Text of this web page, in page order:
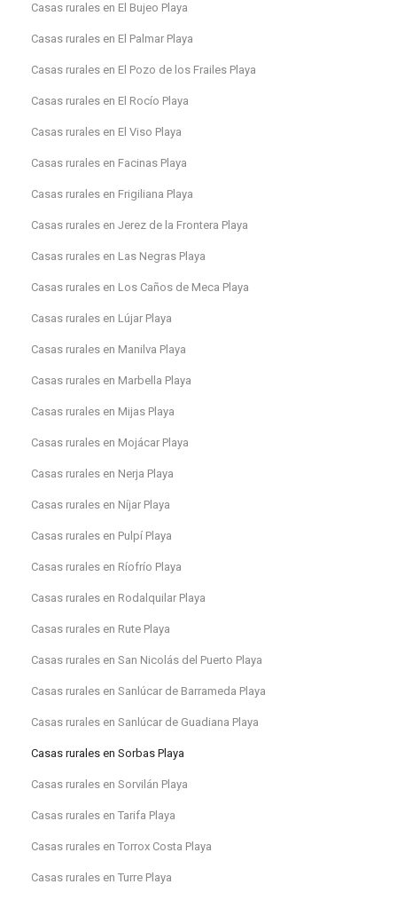
Casas rurales en El Bujeo Playa
Casas rurales en El Palmar Playa
Casas rurales en El Pozo de los Frailes Playa
Casas rurales en El Rocío Playa
Casas rurales en El Viso Playa
Casas rurales en Facinas Playa
Casas rurales en Frigiliana Playa
Casas rurales en Jerez de la Frontera Playa
Casas rurales en Las Negras Playa
Casas rurales en Los Caños de Meca Playa
Casas rurales en Lújar Playa
Casas rurales en Manilva Playa
Casas rurales en Marbella Playa
Casas rurales en Mijas Playa
Casas rurales en Mojácar Playa
Casas rurales en Nerja Playa
Casas rurales en Níjar Playa
Casas rurales en Pulpí Playa
Casas rurales en Ríofrío Playa
Casas rurales en Rodalquilar Playa
Casas rurales en Rute Playa
Casas rurales en San Nicolás del Puerto Playa
Casas rurales en Sanlúcar de Barrameda Playa
Casas rurales en Sanlúcar de Guadiana Playa
Casas rurales en Sorbas Playa
Casas rurales en Sorvilán Playa
Casas rurales en Tarifa Playa
Casas rurales en Torrox Costa Playa
Casas rurales en Turre Playa